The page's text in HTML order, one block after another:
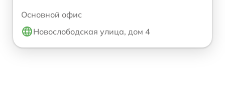
Основной офис
Новослободская улица, дом 4